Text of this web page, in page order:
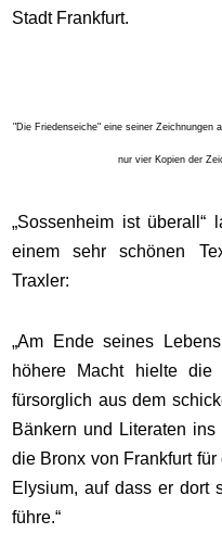
Stadt Frankfurt.
"Die Friedenseiche" eine seiner
nur vier Kopien der
„Sossenheim ist
einem sehr schönen
Traxler:
„Am Ende seines
höhere Macht hielte
fürsorglich aus dem
Bänkern und Literaten
die Bronx von Frankfurt
Elysium, auf dass er dort
führe.“